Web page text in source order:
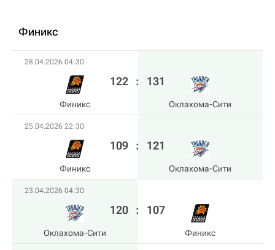
Финикс
28.04.2026 04:30
Финикс
122 : 131
Оклахома-Сити
25.04.2026 22:30
Финикс
109 : 121
Оклахома-Сити
23.04.2026 04:30
Оклахома-Сити
120 : 107
Финикс